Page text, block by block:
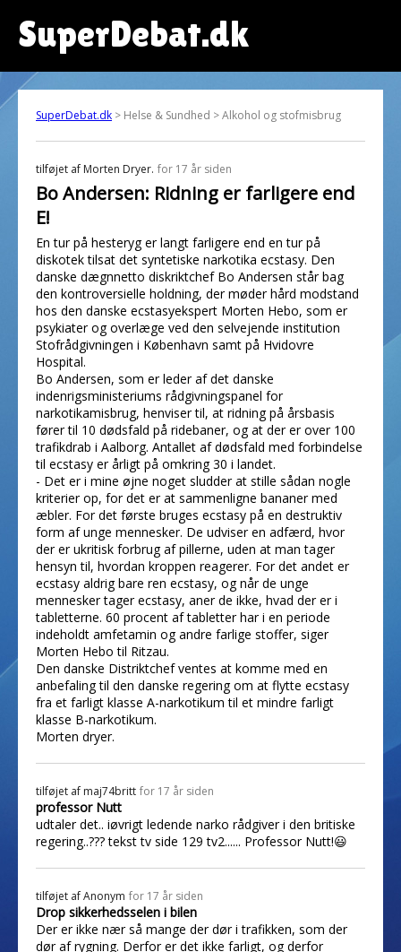
SuperDebat.dk
SuperDebat.dk > Helse & Sundhed > Alkohol og stofmisbrug
tilføjet af Morten Dryer. for 17 år siden
Bo Andersen: Ridning er farligere end
E!
En tur på hesteryg er langt farligere end en tur på
diskotek tilsat det syntetiske narkotika ecstasy. Den
danske dægnnetto diskriktchef Bo Andersen står bag
den kontroversielle holdning, der møder hård modstand
hos den danske ecstasyekspert Morten Hebo, som er
psykiater og overlæge ved den selvejende institution
Stofrådgivningen i København samt på Hvidovre
Hospital.
Bo Andersen, som er leder af det danske
indenrigsministeriums rådgivningspanel for
narkotikamisbrug, henviser til, at ridning på årsbasis
fører til 10 dødsfald på ridebaner, og at der er over 100
trafikdrab i Aalborg. Antallet af dødsfald med forbindelse
til ecstasy er årligt på omkring 30 i landet.
- Det er i mine øjne noget sludder at stille sådan nogle
kriterier op, for det er at sammenligne bananer med
æbler. For det første bruges ecstasy på en destruktiv
form af unge mennesker. De udviser en adfærd, hvor
der er ukritisk forbrug af pillerne, uden at man tager
hensyn til, hvordan kroppen reagerer. For det andet er
ecstasy aldrig bare ren ecstasy, og når de unge
mennesker tager ecstasy, aner de ikke, hvad der er i
tabletterne. 60 procent af tabletter har i en periode
indeholdt amfetamin og andre farlige stoffer, siger
Morten Hebo til Ritzau.
Den danske Distriktchef ventes at komme med en
anbefaling til den danske regering om at flytte ecstasy
fra et farligt klasse A-narkotikum til et mindre farligt
klasse B-narkotikum.
Morten dryer.
tilføjet af maj74britt for 17 år siden
professor Nutt
udtaler det.. iøvrigt ledende narko rådgiver i den britiske
regering..??? tekst tv side 129 tv2...... Professor Nutt!😃
tilføjet afAnonym for 17 år siden
Drop sikkerhedsselen i bilen
Der er ikke nær så mange der dør i trafikken, som der
dør af rygning. Derfor er det ikke farligt, og derfor